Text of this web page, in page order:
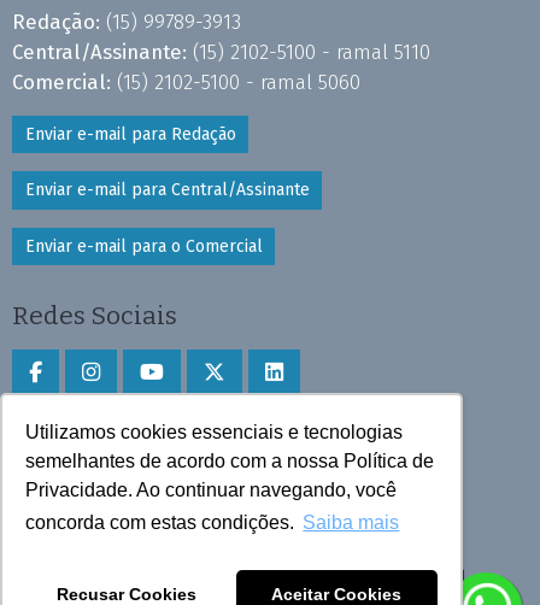
Utilizamos cookies essenciais e tecnologias
semelhantes de acordo com a nossa Política de
Privacidade. Ao continuar navegando, você
concorda com estas condições. Saiba mais
Recusar Cookies Aceitar Cookies
Redação: (15) 99789-3913
Central/Assinante: (15) 2102-5100 - ramal 5110
Comercial: (15) 2102-5100 - ramal 5060
Enviar e-mail para Redação
Enviar e-mail para Central/Assinante
Enviar e-mail para o Comercial
Redes Sociais
Faça download do aplicativo
Play Store e App Store
Todos os direitos reservados © 2025 Cruzeiro do Sul